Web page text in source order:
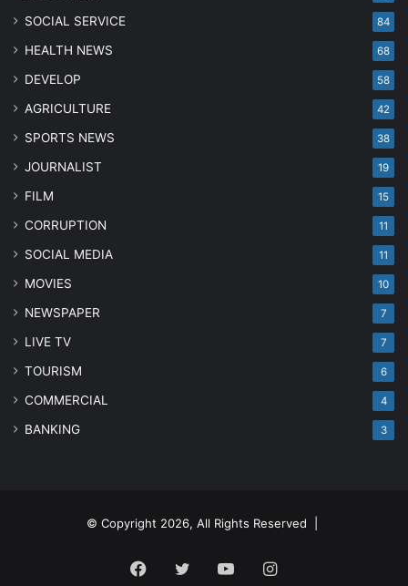
SOCIAL SERVICE 84
HEALTH NEWS 68
DEVELOP 58
AGRICULTURE 42
SPORTS NEWS 38
JOURNALIST 19
FILM 15
CORRUPTION 11
SOCIAL MEDIA 11
MOVIES 10
NEWSPAPER 7
LIVE TV 7
TOURISM 6
COMMERCIAL 4
BANKING 3
© Copyright 2026, All Rights Reserved |
Facebook
TwitterYouTubeInstagram